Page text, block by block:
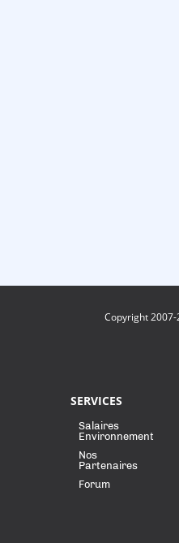
Copyright
SERVICES
Salaires
Environnement
Nos
Partenaires
Forum